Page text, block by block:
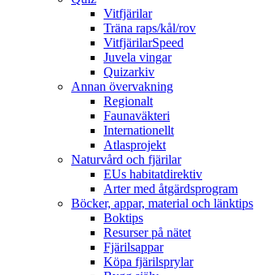
Vitfjärilar
Träna raps/kål/rov
VitfjärilarSpeed
Juvela vingar
Quizarkiv
Annan övervakning
Regionalt
Faunaväkteri
Internationellt
Atlasprojekt
Naturvård och fjärilar
EUs habitatdirektiv
Arter med åtgärdsprogram
Böcker, appar, material och länktips
Boktips
Resurser på nätet
Fjärilsappar
Köpa fjärilsprylar